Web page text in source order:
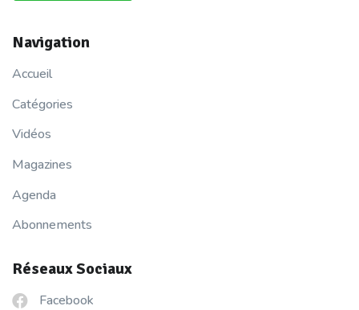
Navigation
Accueil
Catégories
Vidéos
Magazines
Agenda
Abonnements
Réseaux Sociaux
Facebook